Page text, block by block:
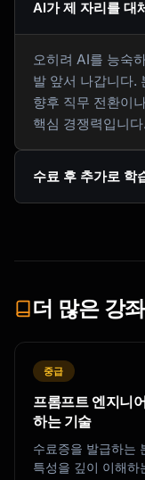
AI가 제 자리를 대
오히려 AI를 능숙
발 앞서 나갑니다.
향후 직무 전환이
핵심 경쟁력입니다.
수료 후 추가로 학
더 많은 강
중급
프롬프트 엔지니
하는 기술
수료증을 발급하는
특성을 깊이 이해